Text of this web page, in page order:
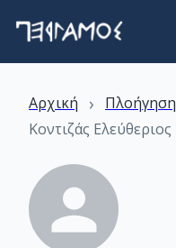
Αρχική › Πλοήγηση
Κοντιζάς Ελεύθεριος